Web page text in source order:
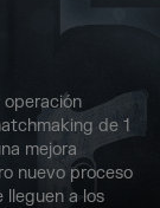
operación
de 1
mejora
nuevo proceso
lleguen a los